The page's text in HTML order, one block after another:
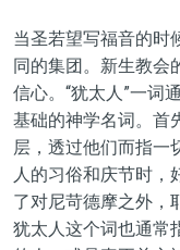
当圣若望写福音的时
同的集团。新生教会
信心。“犹太人”一词
基础的神学名词。首
层，透过他们而指一
人的习俗和庆节时，
了对尼苛德摩之外，
犹太人这个词也通常